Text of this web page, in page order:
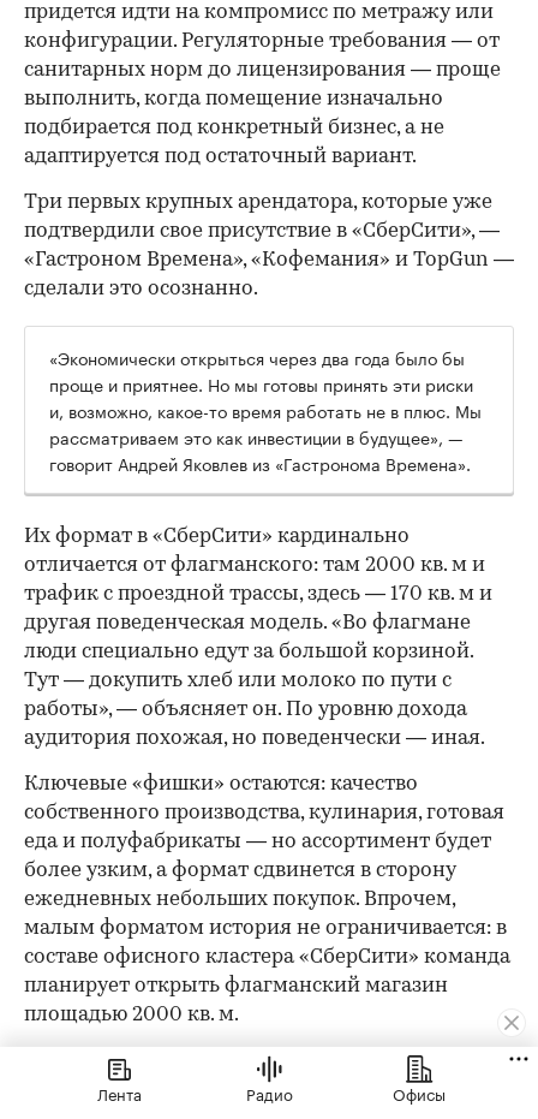
придется идти на компромисс по метражу или
конфигурации. Регуляторные требования — от
санитарных норм до лицензирования — проще
выполнить, когда помещение изначально
подбирается под конкретный бизнес, а не
адаптируется под остаточный вариант.
Три первых крупных арендатора, которые уже
подтвердили свое присутствие в «СберСити», —
«Гастроном Времена», «Кофемания» и TopGun —
сделали это осознанно.
«Экономически открыться через два года было бы
проще и приятнее. Но мы готовы принять эти риски
и, возможно, какое-то время работать не в плюс. Мы
рассматриваем это как инвестиции в будущее», —
говорит Андрей Яковлев из «Гастронома Времена».
Их формат в «СберСити» кардинально
отличается от флагманского: там 2000 кв. м и
трафик с проездной трассы, здесь — 170 кв. м и
другая поведенческая модель. «Во флагмане
люди специально едут за большой корзиной.
Тут — докупить хлеб или молоко по пути с
работы», — объясняет он. По уровню дохода
аудитория похожая, но поведенчески — иная.
Ключевые «фишки» остаются: качество
собственного производства, кулинария, готовая
еда и полуфабрикаты — но ассортимент будет
более узким, а формат сдвинется в сторону
ежедневных небольших покупок. Впрочем,
малым форматом история не ограничивается: в
составе офисного кластера «СберСити» команда
планирует открыть флагманский магазин
площадью 2000 кв. м.
«Кофемания» выстраивает свое присутствие в
«СберСити» в той же логике индивидуального
Лента Радио Офисы